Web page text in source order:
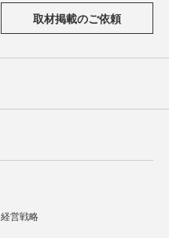
取材掲載のご依頼
経営戦略